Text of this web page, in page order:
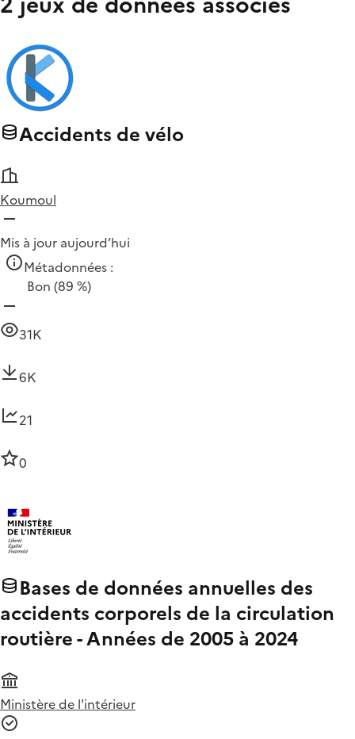
Accidents de vélo
Koumoul
Mis à jour aujourd’hui
Métadonnées :
Bon (89 %)
31K
6K
21
0
Bases de données annuelles des
accidents corporels de la circulation
routière - Années de 2005 à 2024
Ministère de l'intérieur